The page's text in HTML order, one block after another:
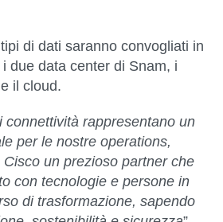
di dati saranno convogliati in
due data center di Snam, i
il cloud.
connettività rappresentano un
per le nostre operations,
un prezioso partner che
con tecnologie e persone in
di trasformazione, sapendo